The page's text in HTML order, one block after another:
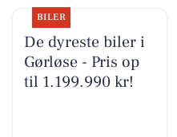
BILER
De dyreste biler i
Gørløse - Pris op
til 1.199.990 kr!